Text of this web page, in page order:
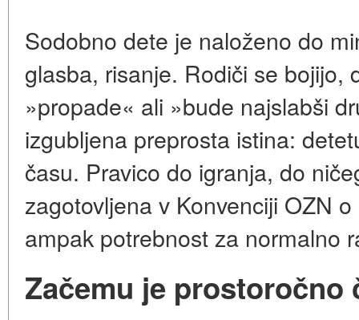
Sodobno dete je naloženo do
glasba, risanje. Rodiči se bojijo,
»propade« ali »bude najslabši
izgubljena preprosta istina:
času. Pravico do igranja, do
zagotovljena v Konvenciji OZN
ampak potrebnost za normalno
Začemu je prostoročno